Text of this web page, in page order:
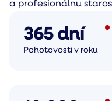
a profesionálnu
365 dní
Pohotovosti v roku